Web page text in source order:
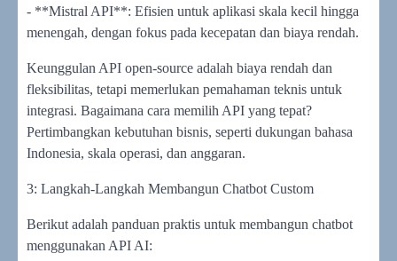
- **Mistral API**: Efisien untuk aplikasi skala kecil hingga
menengah, dengan fokus pada kecepatan dan biaya rendah.
Keunggulan API open-source adalah biaya rendah dan
fleksibilitas, tetapi memerlukan pemahaman teknis untuk
integrasi. Bagaimana cara memilih API yang tepat?
Pertimbangkan kebutuhan bisnis, seperti dukungan bahasa
Indonesia, skala operasi, dan anggaran.
3: Langkah-Langkah Membangun Chatbot Custom
Berikut adalah panduan praktis untuk membangun chatbot
menggunakan API AI: